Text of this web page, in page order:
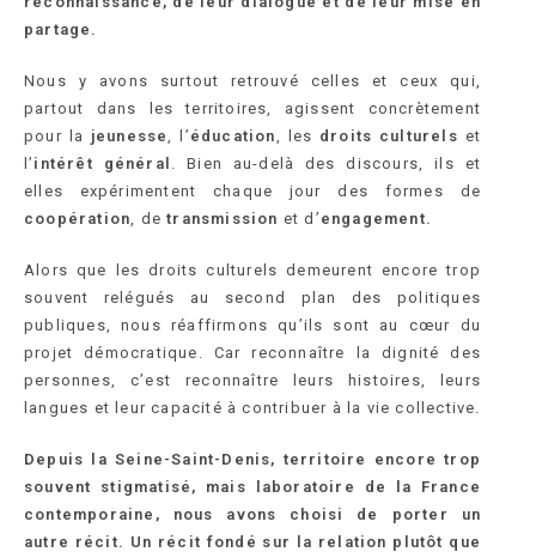
partage.
Nous y avons surtout retrouvé celles et ceux qui,
partout dans les territoires, agissent concrètement
pour la jeunesse , l’ éducation , les droits culturels et
l’ intérêt général
. Bien au-delà des discours, ils et
elles expérimentent chaque jour des formes de
coopération , detransmission et d’ engagement.
Alors que les droits culturels demeurent encore trop
souvent relégués au second plan des politiques
publiques, nous réaffirmons qu’ils sont au cœur du
projet démocratique. Car reconnaître la dignité des
personnes, c’est reconnaître leurs histoires, leurs
langues et leur capacité à contribuer à la vie collective.
Depuis la Seine-Saint-Denis, territoire encore trop
souvent stigmatisé, mais laboratoire de la France
contemporaine, nous avons choisi de porter un
autre récit. Un récit fondé sur la relation plutôt que